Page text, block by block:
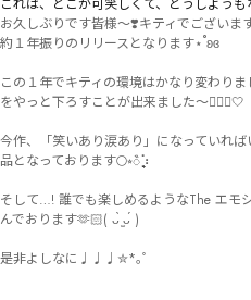
これは、どこか可笑しくて、どうしようも
お久しぶりです皆様〜❣️キティでございま
約１年振りのリリースとなります⋆˚ʚɞ
この１年でキティの環境はかなり変わり
をやっと下ろすことが出来ました〜👱🏻‍♀️🤍
今作、「笑いあり涙あり」になっていれ
品となっております🌕⭒ꠂ᩠⡱︎︎
そして…! 誰でも楽しめるようなThe エモ
んでおります🫶🏻( ᴗ̀ ̫ᴗ́ )
是非よしなに♩♩♩✮*｡ﾟ